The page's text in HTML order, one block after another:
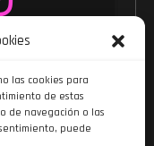
las cookies para
de estas
de navegación o las
puede
en